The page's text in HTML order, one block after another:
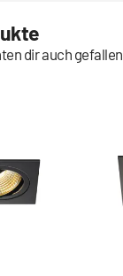
dir auch gefallen